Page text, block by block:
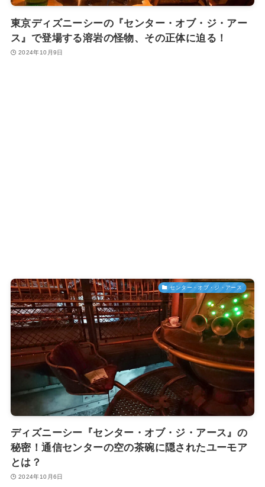
東京ディズニーシーの『センター・オブ・ジ・アー
ス』で登場する溶岩の怪物、その正体に迫る！
2024年10月9日
センター・オブ・ジ・アース
ディズニーシー『センター・オブ・ジ・アース』の
秘密！通信センターの空の茶碗に隠されたユーモア
とは？
2024年10月6日